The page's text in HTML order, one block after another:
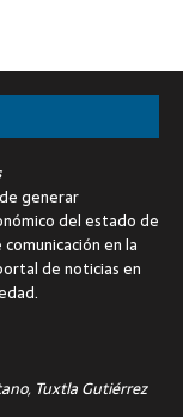
generar
del estado de
en la
de noticias en
Tuxtla Gutiérrez